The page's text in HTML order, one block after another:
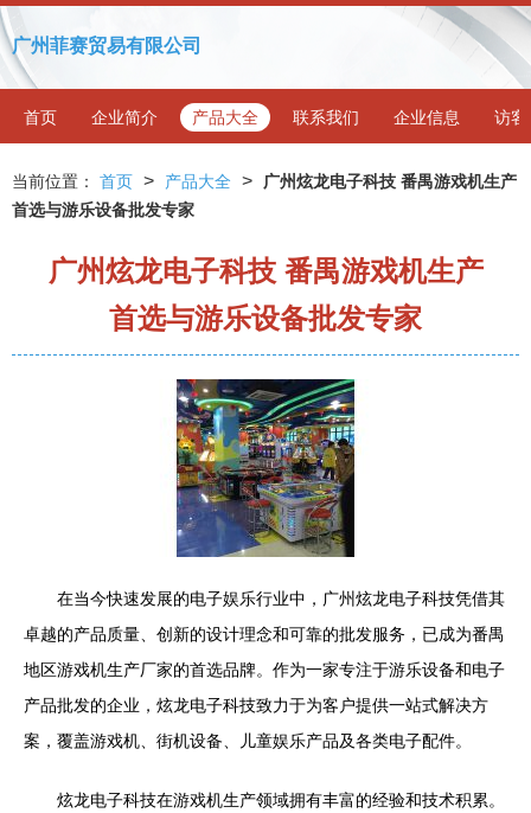
广州菲赛贸易有限公司
首页 企业简介 产品大全 联系我们 企业信息 访客
当前位置： 首页 > 产品大全 >
广州炫龙电子科技 番禺游戏机生产
首选与游乐设备批发专家
广州炫龙电子科技 番禺游戏机生产
首选与游乐设备批发专家
在当今快速发展的电子娱乐行业中，广州炫龙电子科技凭借其
卓越的产品质量、创新的设计理念和可靠的批发服务，已成为番禺
地区游戏机生产厂家的首选品牌。作为一家专注于游乐设备和电子
产品批发的企业，炫龙电子科技致力于为客户提供一站式解决方
案，覆盖游戏机、街机设备、儿童娱乐产品及各类电子配件。
炫龙电子科技在游戏机生产领域拥有丰富的经验和技术积累。